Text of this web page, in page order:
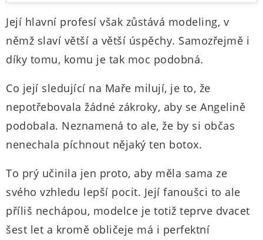
Její hlavní profesí však zůstává modeling, v
němž slaví větší a větší úspěchy. Samozřejmě i
díky tomu, komu je tak moc podobná.
Co její sledující na Maře milují, je to, že
nepotřebovala žádné zákroky, aby se Angelině
podobala. Neznamená to ale, že by si občas
nenechala píchnout nějaký ten botox.
To prý učinila jen proto, aby měla sama ze
svého vzhledu lepší pocit. Její fanoušci to ale
příliš nechápou, modelce je totiž teprve dvacet
šest let a kromě obličeje má i perfektní